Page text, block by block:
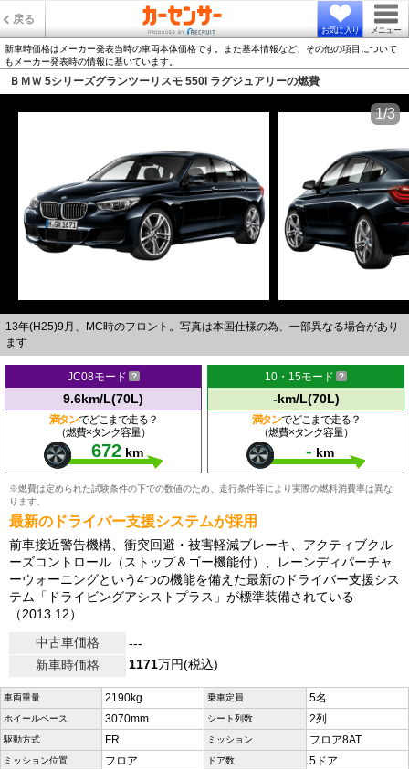
戻る
お気に入り メニュー
新車時価格はメーカー発表当時の車両本体価格です。また基本情報など、その他の項目について
もメーカー発表時の情報に基いています。
ＢＭＷ 5シリーズグランツーリスモ 550i ラグジュアリーの燃費
13年(H25)9月、MC時のフロント。写真は本国仕様の為、一部異なる場合があり
ます
1/3
JC08モード
9.6km/L(70L)
満タンでどこまで走る？
（燃費×タンク容量）
672 km
10・15モード
-km/L(70L)
満タンでどこまで走る？
（燃費×タンク容量）
- km
※燃費は定められた試験条件の下での数値のため、走行条件等により実際の燃料消費率は異な
ります。
最新のドライバー支援システムが採用
前車接近警告機構、衝突回避・被害軽減ブレーキ、アクティブクル
ーズコントロール（ストップ＆ゴー機能付）、レーンディパーチャ
ーウォーニングという4つの機能を備えた最新のドライバー支援シス
テム「ドライビングアシストプラス」が標準装備されている
（2013.12）
中古車価格
---
新車時価格
1171万円(税込)
車両重量 2190kg 乗車定員 5名
ホイールベース 3070mm シート列数 2列
駆動方式 FR ミッション フロア8AT
ミッション位置 フロア ドア数 5ドア